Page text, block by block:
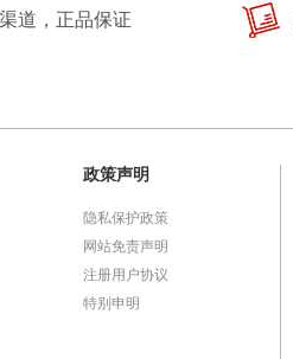
道，正品保证
政策声明
隐私保护政策
网站免责声明
注册用户协议
特别申明